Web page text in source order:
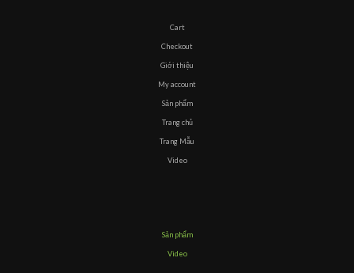
Cart
Checkout
Giới thiệu
My account
Sản phẩm
Trang chủ
Trang Mẫu
Video
Sản phẩm
Video